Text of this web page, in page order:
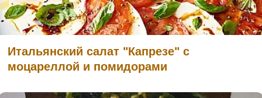
Итальянский салат "Капрезе" с
моцареллой и помидорами